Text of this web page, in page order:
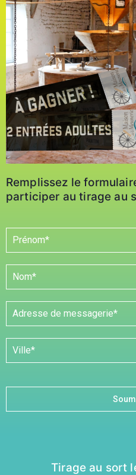
Remplissez le
participer au tirage au
Tirage au sort